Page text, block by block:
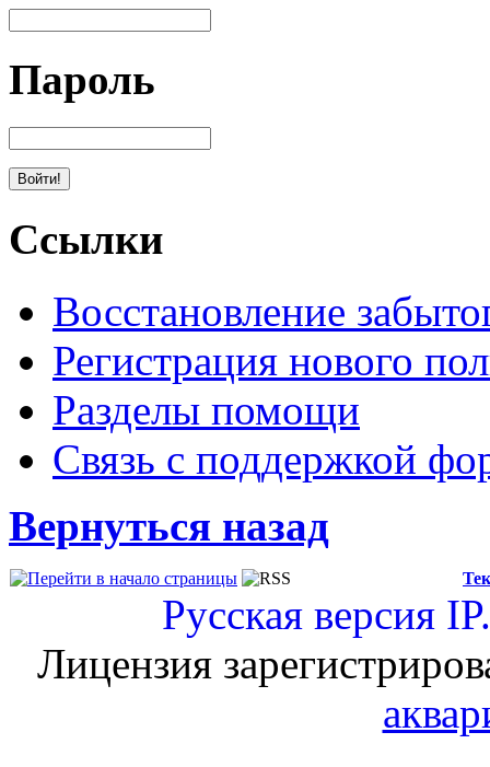
Пароль
Ссылки
Восстановление
Регистрация нового
Разделы помощи
Связь с поддержкой
Вернуться назад
Русская версия
Лицензия